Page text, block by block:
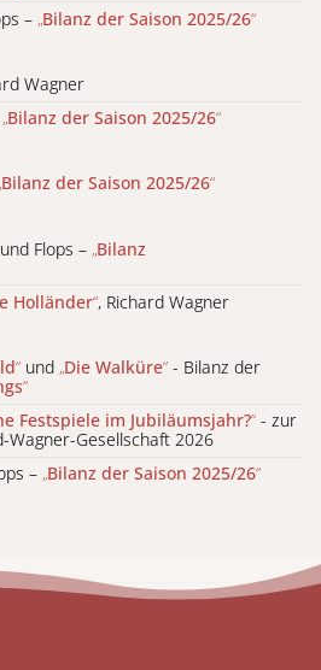
– „Bilanz der Saison 2025/26“
Wagner
„Bilanz der Saison 2025/26“
Bilanz der Saison 2025/26“
Flops – „Bilanz
Holländer“, Richard Wagner
“ und „Die Walküre“ - Bilanz der
“
Festspiele im Jubiläumsjahr?“ - zur
Wagner-Gesellschaft 2026
– „Bilanz der Saison 2025/26“